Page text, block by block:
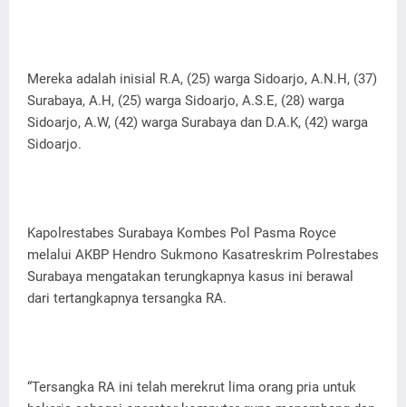
Mereka adalah inisial R.A, (25) warga Sidoarjo, A.N.H, (37)
Surabaya, A.H, (25) warga Sidoarjo, A.S.E, (28) warga
Sidoarjo, A.W, (42) warga Surabaya dan D.A.K, (42) warga
Sidoarjo.
Kapolrestabes Surabaya Kombes Pol Pasma Royce
melalui AKBP Hendro Sukmono Kasatreskrim Polrestabes
Surabaya mengatakan terungkapnya kasus ini berawal
dari tertangkapnya tersangka RA.
“Tersangka RA ini telah merekrut lima orang pria untuk